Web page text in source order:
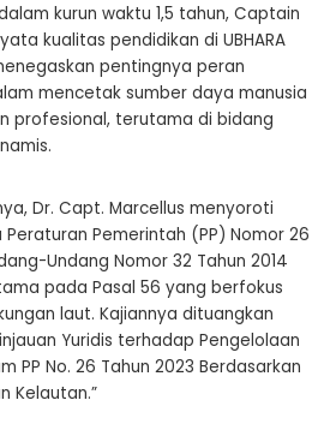
kurun waktu 1,5 tahun, Captain
kualitas pendidikan di UBHARA
pentingnya peran
mencetak sumber daya manusia
profesional, terutama di bidang
Dr. Capt. Marcellus menyoroti
Pemerintah (PP) Nomor 26
Undang Nomor 32 Tahun 2014
pada Pasal 56 yang berfokus
laut. Kajiannya dituangkan
Yuridis terhadap Pengelolaan
PP No. 26 Tahun 2023 Berdasarkan
Kelautan.”